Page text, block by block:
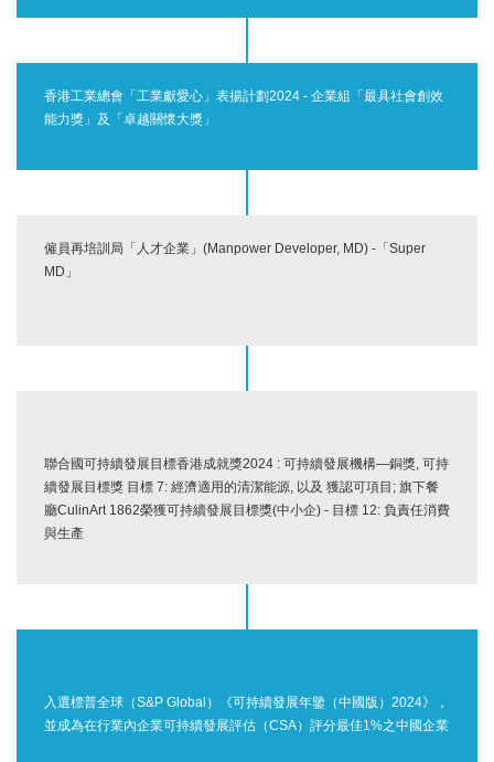
香港工業總會「工業獻愛心」表揚計劃2024 - 企業組「最具社會創效
能力獎」及「卓越關懷大獎」
僱員再培訓局「人才企業」(Manpower Developer, MD) -「Super
MD」
聯合國可持續發展目標香港成就獎2024 : 可持續發展機構—銅獎, 可持
續發展目標獎 目標 7: 經濟適用的清潔能源, 以及 獲認可項目; 旗下餐
廳CulinArt 1862榮獲可持續發展目標獎(中小企) - 目標 12: 負責任消費
與生產
入選標普全球（S&P Global）《可持續發展年鑒（中國版）2024》，
並成為在行業內企業可持續發展評估（CSA）評分最佳1%之中國企業